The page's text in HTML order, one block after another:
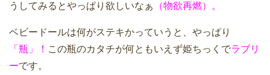
うしてみるとやっぱり欲しいなぁ
（物欲再燃）。
ベビードールは何がステキかっていうと、やっぱり
「瓶」！ この瓶のカタチが何ともいえず姫ちっくでラブリ
ーです。